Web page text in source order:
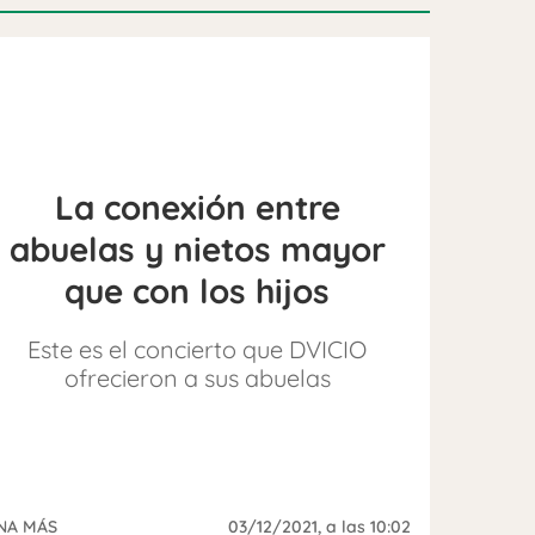
La conexión entre
abuelas y nietos mayor
que con los hijos
Este es el concierto que DVICIO
ofrecieron a sus abuelas
MÁS 03/12/2021, a las 10:02